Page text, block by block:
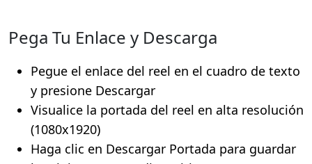
Pega Tu Enlace y Descarga
Pegue el enlace del reel en el cuadro de texto
y presione Descargar
Visualice la portada del reel en alta resolución
(1080x1920)
Haga clic en Descargar Portada para guardar